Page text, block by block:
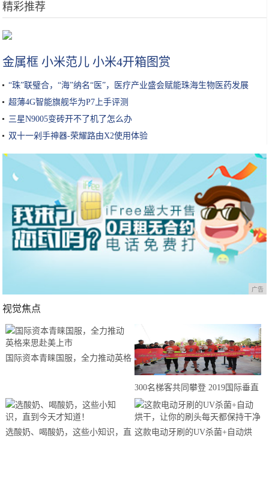
精彩推荐
保湿超过100小时？吴昕、张韶涵都推荐的喷雾？这些护肤品我都要
金属框 小米范儿 小米4开箱图赏
“珠”联璧合，“海”纳名“医”，医疗产业盛会赋能珠海生物医药发展
超薄4G智能旗舰华为P7上手评测
三星N9005变砖开不了机了怎么办
双十一剁手神器-荣耀路由X2使用体验
广告
视觉焦点
国际资本青睐国服，全力推动英格
300名梯客共同攀登 2019国际垂直
马拉松超级精英赛顺德海骏达中心
站欢乐开跑
选酸奶、喝酸奶，这些小知识，直 这款电动牙刷的UV杀菌+自动烘